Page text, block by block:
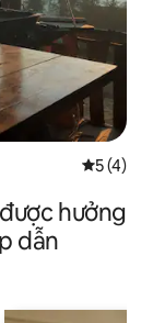
Xếp5 (4)
hưởng
dẫn